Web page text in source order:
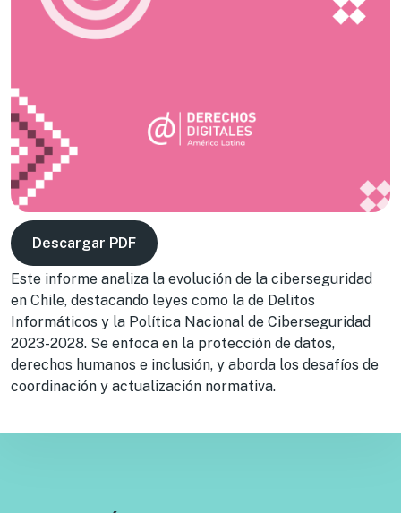
Descargar PDF
Este informe analiza la evolución de la ciberseguridad
en Chile, destacando leyes como la de Delitos
Informáticos y la Política Nacional de Ciberseguridad
2023-2028. Se enfoca en la protección de datos,
derechos humanos e inclusión, y aborda los desafíos de
coordinación y actualización normativa.